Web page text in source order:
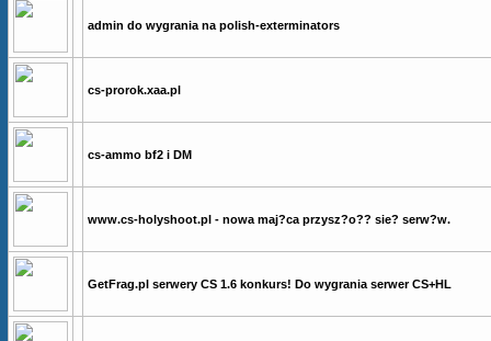
admin do wygrania na polish-exterminators
cs-prorok.xaa.pl
cs-ammo bf2 i DM
www.cs-holyshoot.pl - nowa maj?ca przysz?o?? sie? serw?w.
GetFrag.pl serwery CS 1.6 konkurs! Do wygrania serwer CS+HL